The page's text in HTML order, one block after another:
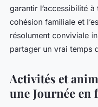
garantir l’accessibilité
cohésion familiale et
résolument conviviale
partager un vrai temps
Activités et
une Journée